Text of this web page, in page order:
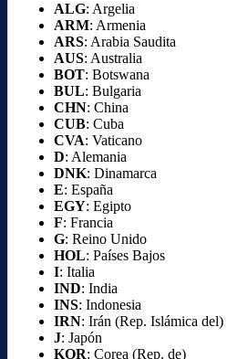
ALG: Argelia
ARM: Armenia
ARS: Arabia Saudita
AUS: Australia
BOT: Botswana
BUL: Bulgaria
CHN: China
CUB: Cuba
CVA: Vaticano
D: Alemania
DNK: Dinamarca
E: España
EGY: Egipto
F: Francia
G: Reino Unido
HOL: Países Bajos
I: Italia
IND: India
INS: Indonesia
IRN: Irán (Rep. Islámica del)
J: Japón
KOR: Corea (Rep. de)